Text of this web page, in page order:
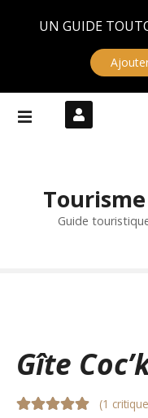
UN GUIDE
Guide
Gîte
(1 critique